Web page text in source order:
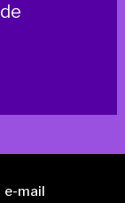
e-mail